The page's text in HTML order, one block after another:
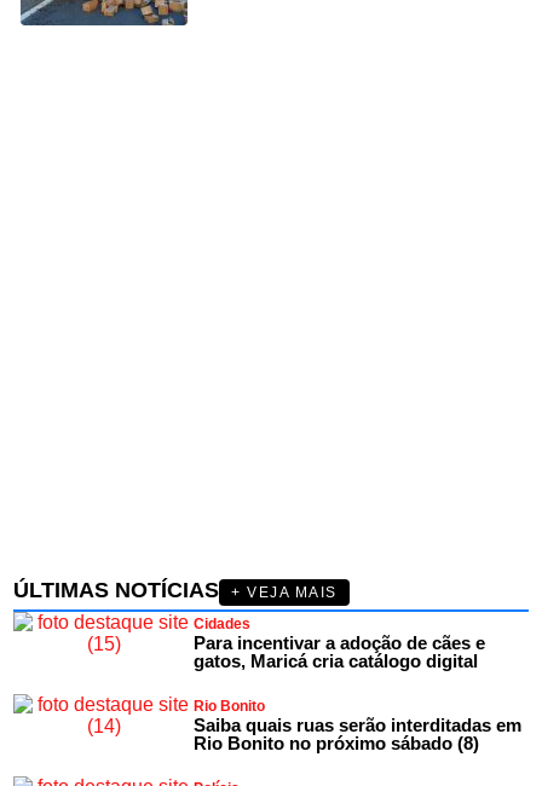
ÚLTIMAS NOTÍCIAS
+ VEJA MAIS
Cidades
Para incentivar a adoção de cães e
gatos, Maricá cria catálogo digital
Rio Bonito
Saiba quais ruas serão interditadas em
Rio Bonito no próximo sábado (8)